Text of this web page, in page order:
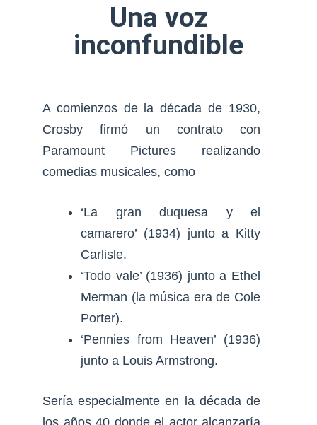
Una voz
inconfundible
A comienzos de la década de 1930,
Crosby firmó un contrato con
Paramount Pictures realizando
comedias musicales, como
‘La gran duquesa y el
camarero’ (1934) junto a Kitty
Carlisle.
‘Todo vale’ (1936) junto a Ethel
Merman (la música era de Cole
Porter).
‘Pennies from Heaven’ (1936)
junto a Louis Armstrong.
Sería especialmente en la década de
los años 40 donde el actor alcanzaría